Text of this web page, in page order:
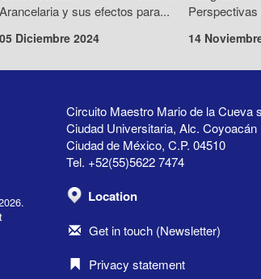
Arancelaria y sus efectos para...
05 Diciembre 2024
Perspectivas
14
Circuito Maestro Mario de la Cueva
Ciudad Universitaria, Alc. Coyoacán
Ciudad de México, C.P. 04510
Tel. +52(55)5622 7474
Location
Get in touch (Newsletter)
Privacy statement